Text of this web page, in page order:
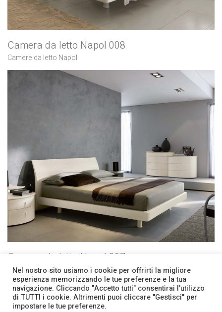
Camera da letto Napol 008
Camere da letto Napol
Camera da letto Napol 007
Camere da letto Napol
Facebook
Nel nostro sito usiamo i cookie per offrirti la migliore
esperienza memorizzando le tue preferenze e la tua
navigazione. Cliccando "Accetto tutti" consentirai l'utilizzo
di TUTTI i cookie. Altrimenti puoi cliccare "Gestisci" per
impostare le tue preferenze.